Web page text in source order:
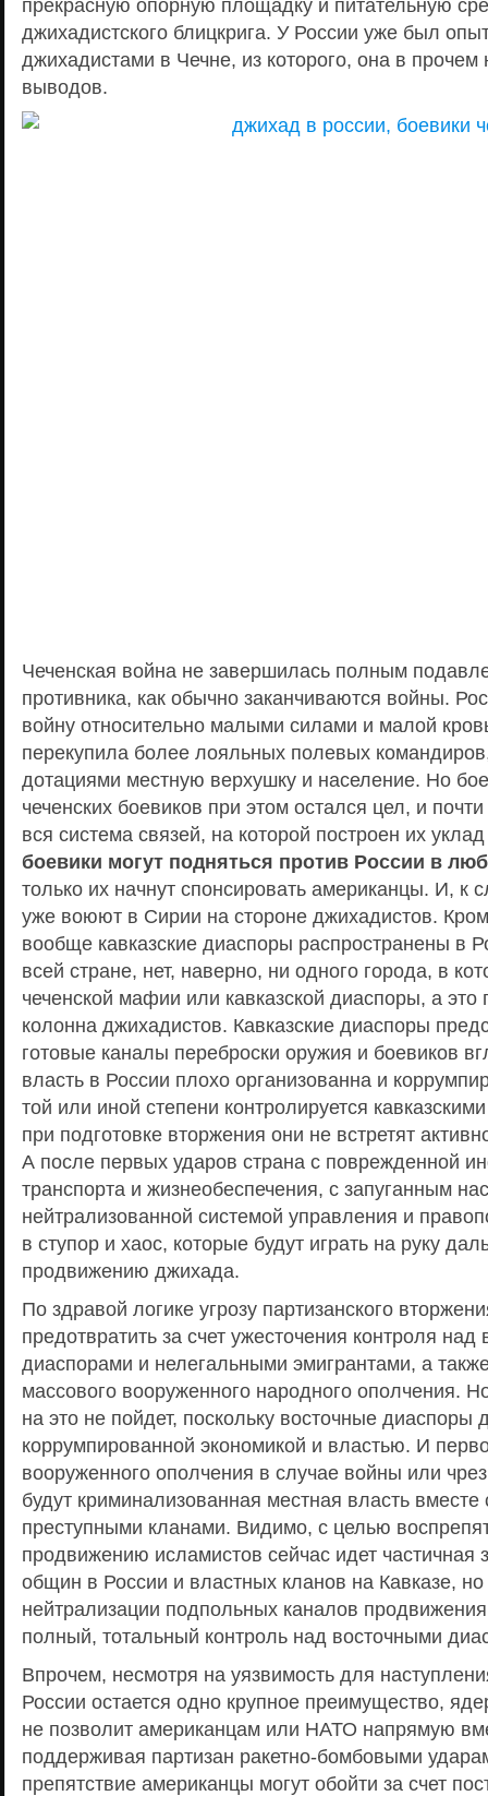
прекрасную опорную площадку и питательную
джихадистского блицкрига. У России уже был
джихадистами в Чечне, из которого, она в
выводов.
Чеченская война не завершилась полным
противника, как обычно заканчиваются войны.
войну относительно малыми силами и малой
перекупила более лояльных полевых
дотациями местную верхушку и население. Но
чеченских боевиков при этом остался цел, и
вся система связей, на которой построен их
боевики могут подняться против России в
только их начнут спонсировать американцы. И, к
уже воюют в Сирии на стороне джихадистов.
вообще кавказские диаспоры распространены в
всей стране, нет, наверно, ни одного города, в
чеченской мафии или кавказской диаспоры, а это
колонна джихадистов. Кавказские диаспоры
готовые каналы переброски оружия и боевиков
власть в России плохо организованна и
той или иной степени контролируется
при подготовке вторжения они не встретят
А после первых ударов страна с поврежденной
транспорта и жизнеобеспечения, с запуганным
нейтрализованной системой управления и
в ступор и хаос, которые будут играть на руку
продвижению джихада.
По здравой логике угрозу партизанского
предотвратить за счет ужесточения контроля над
диаспорами и нелегальными эмигрантами, а
массового вооруженного народного ополчения.
на это не пойдет, поскольку восточные диаспоры
коррумпированной экономикой и властью. И
вооруженного ополчения в случае войны или
будут криминализованная местная власть
преступными кланами. Видимо, с целью
продвижению исламистов сейчас идет частичная
общин в России и властных кланов на Кавказе,
нейтрализации подпольных каналов
полный, тотальный контроль над восточными
Впрочем, несмотря на уязвимость для
России остается одно крупное преимущество,
не позволит американцам или НАТО напрямую
поддерживая партизан ракетно-бомбовыми
препятствие американцы могут обойти за счет